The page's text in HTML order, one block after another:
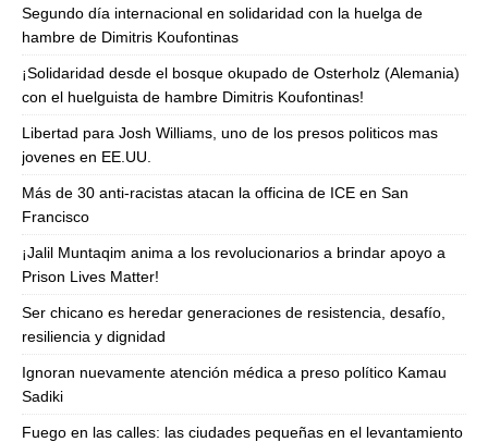
Segundo día internacional en solidaridad con la huelga de
hambre de Dimitris Koufontinas
¡Solidaridad desde el bosque okupado de Osterholz (Alemania)
con el huelguista de hambre Dimitris Koufontinas!
Libertad para Josh Williams, uno de los presos politicos mas
jovenes en EE.UU.
Más de 30 anti-racistas atacan la officina de ICE en San
Francisco
¡Jalil Muntaqim anima a los revolucionarios a brindar apoyo a
Prison Lives Matter!
Ser chicano es heredar generaciones de resistencia, desafío,
resiliencia y dignidad
Ignoran nuevamente atención médica a preso político Kamau
Sadiki
Fuego en las calles: las ciudades pequeñas en el levantamiento